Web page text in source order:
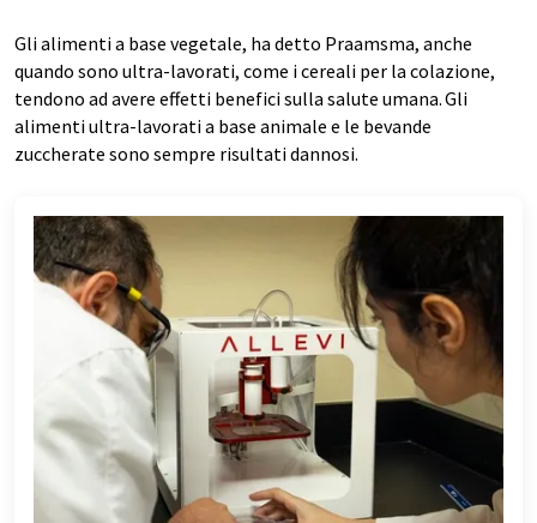
Gli alimenti a base vegetale, ha detto Praamsma, anche
quando sono ultra-lavorati, come i cereali per la colazione,
tendono ad avere effetti benefici sulla salute umana.Gli
alimenti ultra-lavorati a base animale e le bevande
zuccherate sono sempre risultati dannosi.